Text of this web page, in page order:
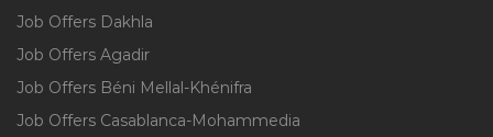
Job Offers Dakhla
Job Offers Agadir
Job Offers Béni Mellal-Khénifra
Job Offers Casablanca-Mohammedia